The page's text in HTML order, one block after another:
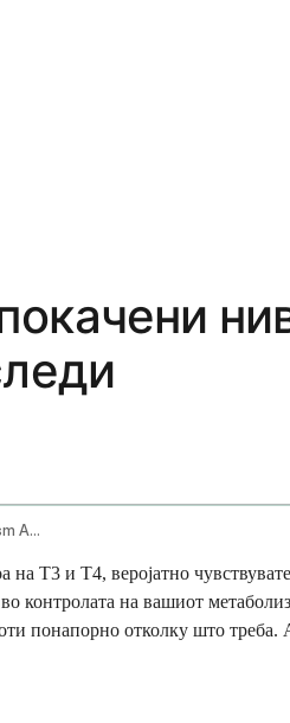
Elevated T3 And T4 Potential Hyperthyroidism And Next Steps
Т3 и Т4, веројатно
контролата на вашиот
понапорно отколку што